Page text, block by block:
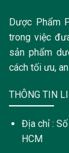
Dược Phẩm
trong việc
sản phẩm
cách tối ưu,
THÔNG TIN
Địa chỉ :
HCM